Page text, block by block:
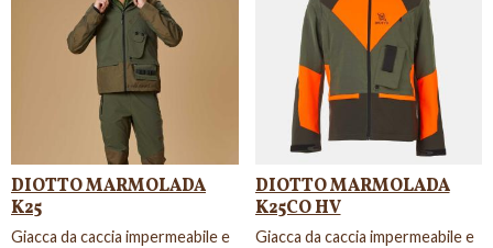
DIOTTO MARMOLADA
K25
Giacca da caccia impermeabile e
DIOTTO MARMOLADA
K25CO HV
Giacca da caccia impermeabile e